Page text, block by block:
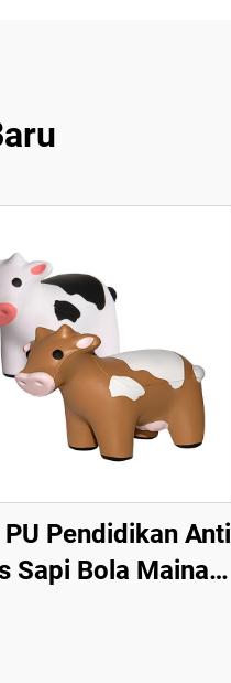
PU Pendidikan Anti
Sapi Bola Mainan